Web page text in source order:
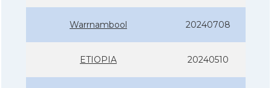
Warrnambool 20240708
ETIOPIA 20240510